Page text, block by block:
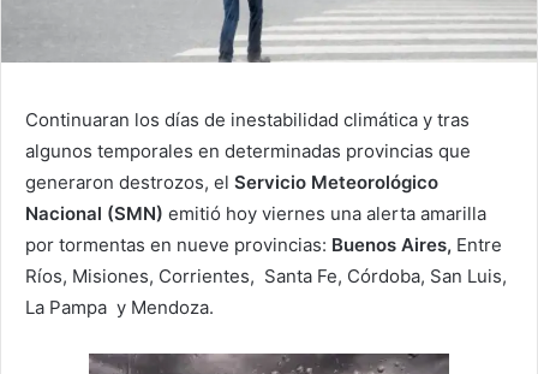
Continuaran los días de inestabilidad climática y tras
algunos temporales en determinadas provincias que
generaron destrozos, el Servicio Meteorológico
Nacional (SMN) emitió hoy viernes una alerta amarilla
por tormentas en nueve provincias: Buenos Aires, Entre
Ríos, Misiones, Corrientes, Santa Fe, Córdoba, San Luis,
La Pampa y Mendoza.